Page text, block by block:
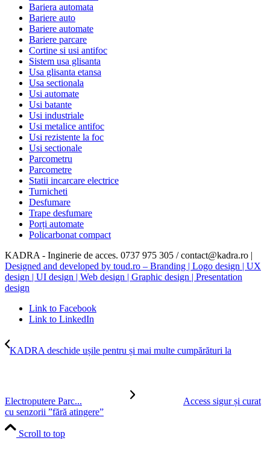
Bariera automata
Bariere auto
Bariere automate
Bariere parcare
Cortine si usi antifoc
Sistem usa glisanta
Usa glisanta etansa
Usa sectionala
Usi automate
Usi batante
Usi industriale
Usi metalice antifoc
Usi rezistente la foc
Usi sectionale
Parcometru
Parcometre
Statii incarcare electrice
Turnicheti
Desfumare
Trape desfumare
Porți automate
Policarbonat compact
KADRA - Inginerie de acces. 0737 975 305 / contact@kadra.ro |
Designed and developed by toud.ro – Branding | Logo design | UX
design | UI design | Web design | Graphic design | Presentation
design
Link to Facebook
Link to LinkedIn
KADRA deschide ușile pentru și mai multe cumpărături la
Electroputere Parc...
Access sigur și curat
cu senzorii ”fără atingere”
Scroll to top